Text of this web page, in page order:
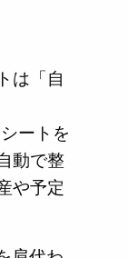
は「自
ートを
動で整
や予定